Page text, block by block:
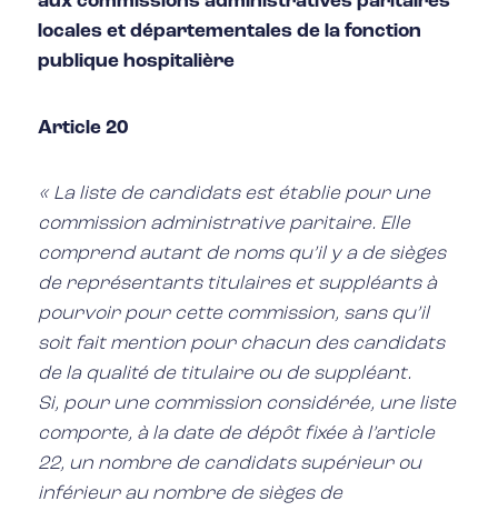
locales et départementales de la fonction
publique hospitalière
Article 20
« La liste de candidats est établie pour une
commission administrative paritaire. Elle
comprend autant de noms qu’il y a de sièges
de représentants titulaires et suppléants à
pourvoir pour cette commission, sans qu’il
soit fait mention pour chacun des candidats
de la qualité de titulaire ou de suppléant.
Si, pour une commission considérée, une liste
comporte, à la date de dépôt fixée à l’article
22, un nombre de candidats supérieur ou
inférieur au nombre de sièges de